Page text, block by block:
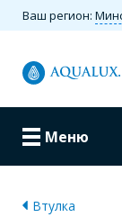
Ваш регион:
Меню
Втулка